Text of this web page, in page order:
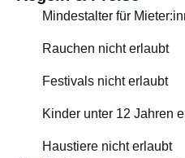
Mindestalter für
Rauchen nicht erlaubt
Festivals nicht erlaubt
Kinder unter 12 Jahren
Haustiere nicht erlaubt